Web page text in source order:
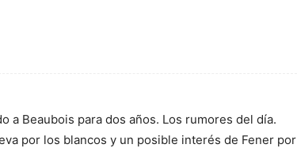
a Beaubois para dos años. Los rumores del día.
por los blancos y un posible interés de Fener por